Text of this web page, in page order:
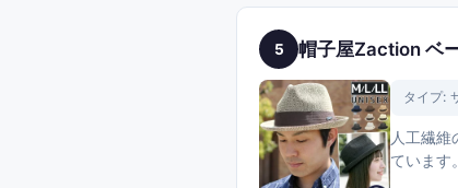
5 帽子屋Zaction ベ
タイプ:
人工繊
ています